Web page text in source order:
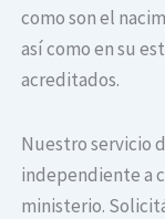
como son el
así como en su
acreditados.
Nuestro servicio
independiente a
ministerio.